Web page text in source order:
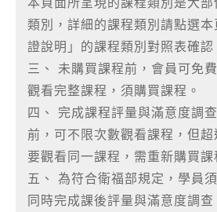
本頁面所呈現的課程類別是大
類別，詳細的課程類別請點選
證說明」的課程類別對照表確認
三、 未購買課程前，會員可免
觀看完整課程，須購買課程。
四、 完成課程評量與滿意度調
前，可不限次數觀看課程，但
要觀看同一課程，需重新購買課
五、 為符合衛福部規定，學員
同時完成課後評量與滿意度調